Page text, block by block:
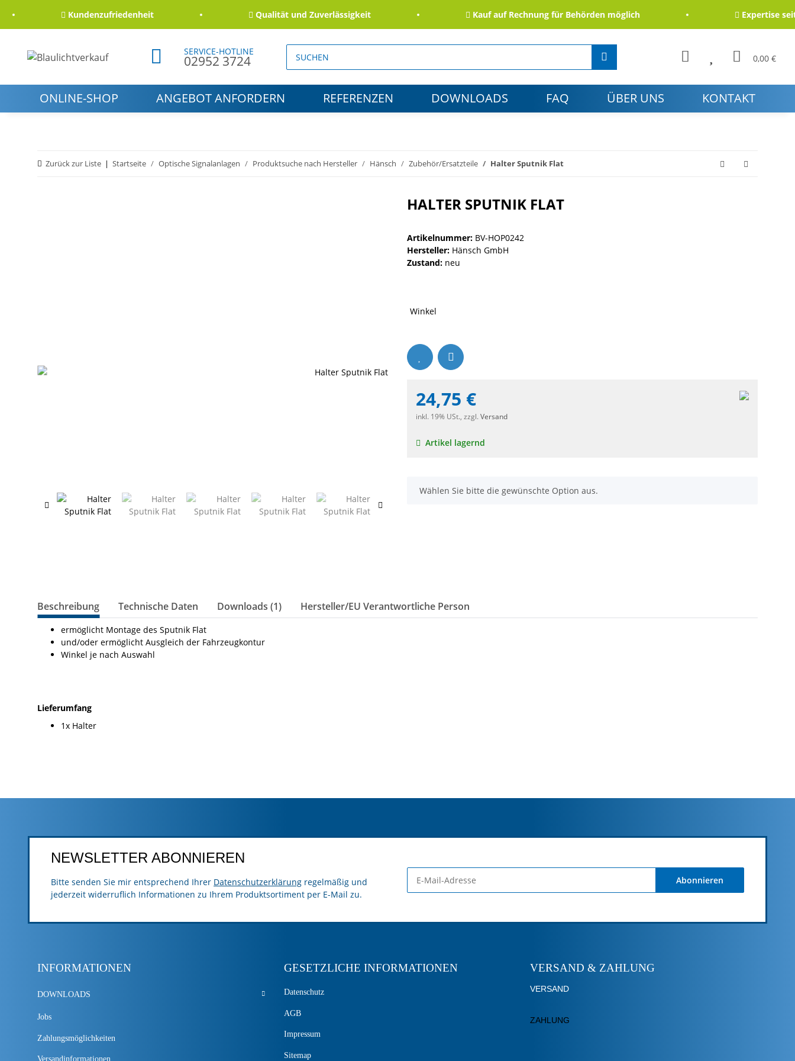
Kundenzufriedenheit Qualität und Zuverlässigkeit Kauf auf Rechnung für Behörden möglich Expertise seit
SERVICE-HOTLINE
02952 3724 0,00 €
ONLINE-SHOP ANGEBOT ANFORDERN REFERENZEN DOWNLOADS FAQ ÜBER UNS KONTAKT
Zurück zur Liste Startseite Optische Signalanlagen Produktsuche nach Hersteller Hänsch Zubehör/Ersatzteile Halter Sputnik Flat
HALTER SPUTNIK FLAT
Artikelnummer: BV-HOP0242
Hersteller: Hänsch GmbH
Zustand: neu
Winkel
24,75 €
inkl. 19% USt., zzgl. Versand
Artikel lagernd
x
Wählen Sie bitte die gewünschte Option aus.
Beschreibung Technische Daten Downloads (1) Hersteller/EU Verantwortliche Person
ermöglicht Montage des Sputnik Flat
und/oder ermöglicht Ausgleich der Fahrzeugkontur
Winkel je nach Auswahl
Lieferumfang
1x Halter
NEWSLETTER ABONNIEREN
Bitte senden Sie mir entsprechend Ihrer Datenschutzerklärung regelmäßig und
jederzeit widerruflich Informationen zu Ihrem Produktsortiment per E-Mail zu.
Abonnieren
INFORMATIONEN
DOWNLOADS
Jobs
Zahlungsmöglichkeiten
Versandinformationen
GESETZLICHE INFORMATIONEN
Datenschutz
AGB
Impressum
Sitemap
VERSAND & ZAHLUNG
VERSAND
ZAHLUNG